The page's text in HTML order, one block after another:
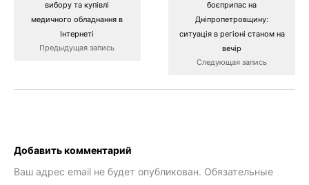
вибору та купівлі
медичного обладнання в
Інтернеті
Предыдущая запись
боєприпас на
Дніпропетровщину:
ситуація в регіоні станом на
вечір
Следующая запись
Добавить комментарий
Ваш адрес email не будет опубликован. Обязательные